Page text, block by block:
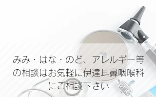
みみ・はな・のど、アレルギー等
の相談はお気軽に伊達耳鼻咽喉科
にご相談下さい